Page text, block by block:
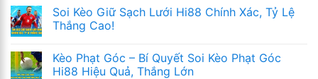
Soi Kèo Giữ Sạch Lưới Hi88 Chính Xác, Tỷ Lệ
Thắng Cao!
Kèo Phạt Góc – Bí Quyết Soi Kèo Phạt Góc
Hi88 Hiệu Quả, Thắng Lớn